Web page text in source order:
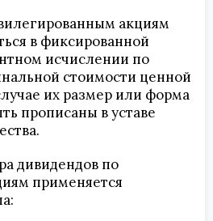
акциям
в фиксированной
исчислении по
стоимости ценной
их размер или форма
прописаны в уставе
дивидендов по
применяется